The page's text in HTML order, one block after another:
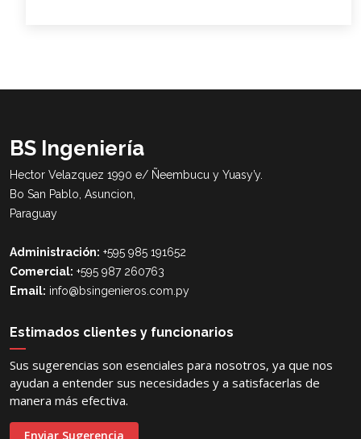
BS Ingeniería
Hector Velazquez 1990 e/ Ñeembucu y Yuasy’y.
Bo San Pablo, Asuncion,
Paraguay
Administración: +595 985 191652
Comercial: +595 987 260763
Email: info@bsingenieros.com.py
Estimados clientes y funcionarios
Sus sugerencias son esenciales para nosotros, ya que nos
ayudan a entender sus necesidades y a satisfacerlas de
manera más efectiva.